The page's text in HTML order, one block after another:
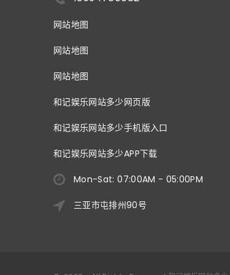
网站地图
网站地图
网站地图
和记娱乐网站多少网页版
和记娱乐网站多少手机版入口
和记娱乐网站多少APP下载
Mon-Sat: 07:00AM - 05:00PM
三亚市屯排州90号